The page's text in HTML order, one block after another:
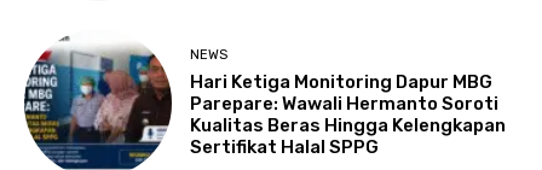
NEWS
Hari Ketiga Monitoring Dapur MBG
Parepare: Wawali Hermanto Soroti
Kualitas Beras Hingga Kelengkapan
Sertifikat Halal SPPG